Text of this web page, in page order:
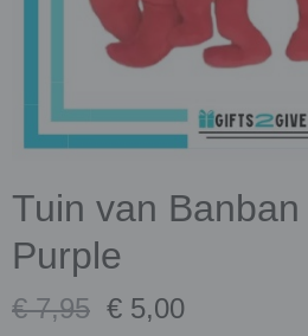
Tuin van
Purple
€ 7,95 € 5,00